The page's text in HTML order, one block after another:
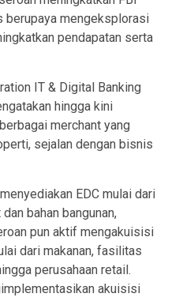
berupaya mengeksplorasi
pendapatan serta
IT & Digital Banking
hingga kini
merchant yang
sejalan dengan bisnis
EDC mulai dari
bahan bangunan,
pun aktif mengakuisisi
dari makanan, fasilitas
perusahaan retail.
akuisisi